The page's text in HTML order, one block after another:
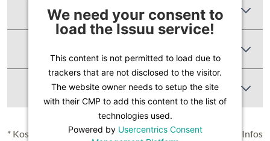
We need your consent to
load the Issuu service!
This content is not permitted to load due to
trackers that are not disclosed to the visitor.
The website owner needs to setup the site
with their CMP to add this content to the list of
technologies used.
Powered by Usercentrics Consent
Zusätzliche Informationen
Abbildung Ähnlich
* Kostenloser Versand in Deutschland (Festland), nähere Infos